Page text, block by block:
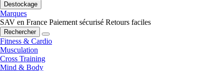
Destockage
Marques
SAV en France Paiement sécurisé Retours faciles
Rechercher
Fitness & Cardio
Musculation
Cross Training
Mind & Body